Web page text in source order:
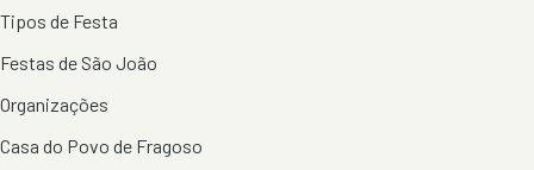
Tipos de Festa
Festas de São João
Organizações
Casa do Povo de Fragoso